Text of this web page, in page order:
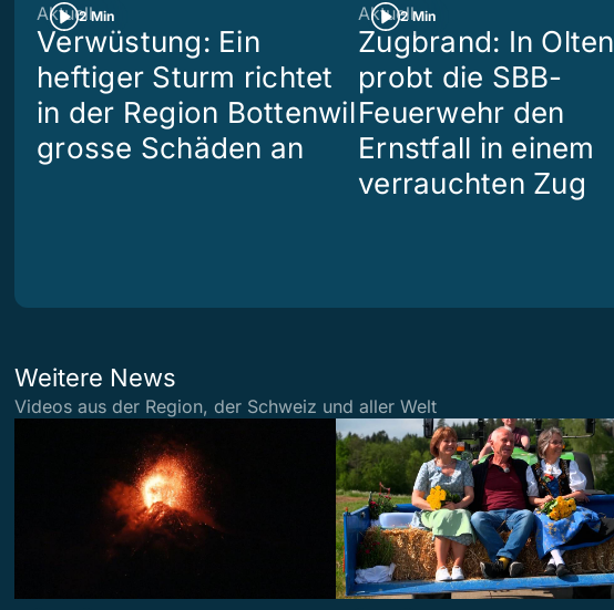
2 Min
Aktuell
Verwüstung: Ein
heftiger Sturm richtet
in der Region Bottenwil
grosse Schäden an
2 Min
Aktuell
Zugbrand: In Olten
probt die SBB-
Feuerwehr den
Ernstfall in einem
verrauchten Zug
Weitere News
Videos aus der Region, der Schweiz und aller Welt